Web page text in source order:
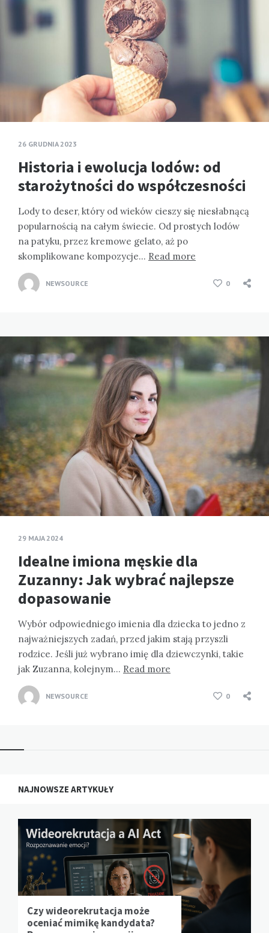
26 GRUDNIA 2023
Historia i ewolucja lodów: od
starożytności do współczesności
Lody to deser, który od wieków cieszy się niesłabnącą
popularnością na całym świecie. Od prostych lodów
na patyku, przez kremowe gelato, aż po
skomplikowane kompozycje… Read more
NEWSOURCE 0
29 MAJA 2024
Idealne imiona męskie dla
Zuzanny: Jak wybrać najlepsze
dopasowanie
Wybór odpowiedniego imienia dla dziecka to jedno z
najważniejszych zadań, przed jakim stają przyszli
rodzice. Jeśli już wybrano imię dla dziewczynki, takie
jak Zuzanna, kolejnym… Read more
NEWSOURCE 0
NAJNOWSZE ARTYKUŁY
Czy wideorekrutacja może
oceniać mimikę kandydata?